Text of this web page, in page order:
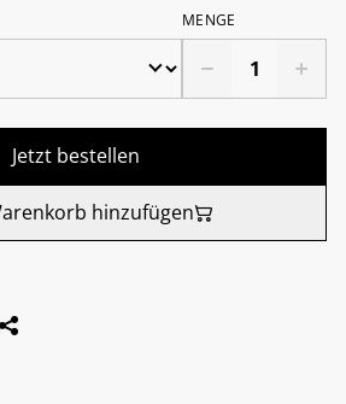
MENGE
Jetzt bestellen
hinzufügen